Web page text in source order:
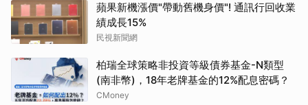
蘋果新機漲價"帶動舊機身價"! 通訊行回收業
績成長15%
民視新聞網
柏瑞全球策略非投資等級債券基金-N類型
(南非幣)，18年老牌基金的12%配息密碼？
CMoney